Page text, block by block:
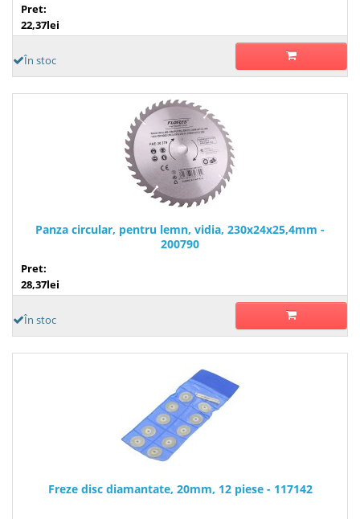
Pret:
22,37lei
În stoc
Panza circular, pentru lemn, vidia, 230x24x25,4mm -
200790
Pret:
28,37lei
În stoc
Freze disc diamantate, 20mm, 12 piese - 117142